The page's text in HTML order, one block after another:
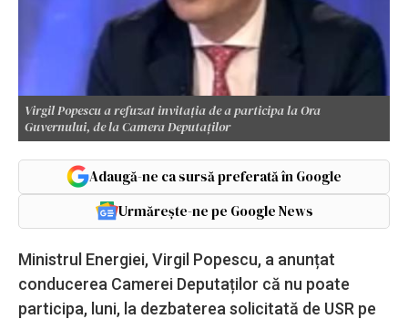
Virgil Popescu a refuzat invitația de a participa la Ora
Guvernului, de la Camera Deputaților
Adaugă-ne ca sursă preferată în Google
Urmărește-ne pe Google News
Ministrul Energiei, Virgil Popescu, a anunțat
conducerea Camerei Deputaților că nu poate
participa, luni, la dezbaterea solicitată de USR pe